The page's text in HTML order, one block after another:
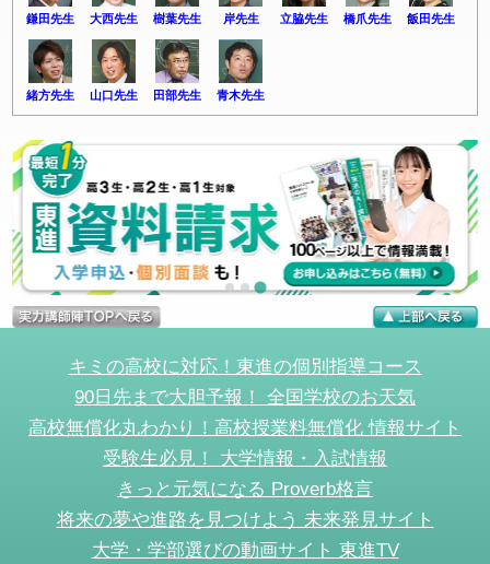
鎌田先生 大西先生 樹葉先生 岸先生 立脇先生 橋爪先生 飯田先生
緒方先生 山口先生 田部先生 青木先生
キミの高校に対応！東進の個別指導コース
90日先まで大胆予報！ 全国学校のお天気
高校無償化丸わかり！高校授業料無償化 情報サイト
受験生必見！ 大学情報・入試情報
きっと元気になる Proverb格言
将来の夢や進路を見つけよう 未来発見サイト
大学・学部選びの動画サイト 東進TV